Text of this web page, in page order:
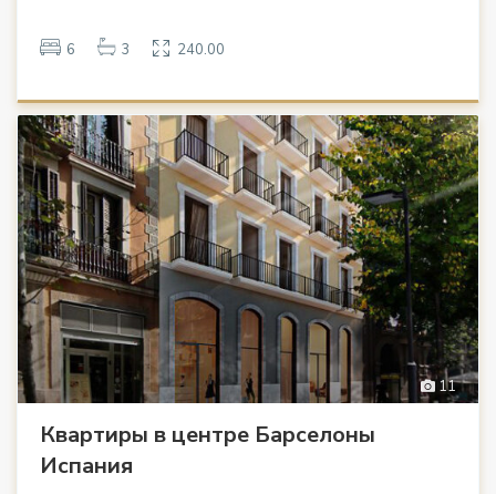
6 3 240.00
11
Квартиры в центре Барселоны
Испания